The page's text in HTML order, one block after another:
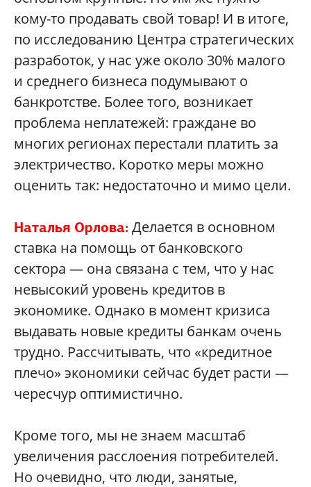
кому-то продавать свой товар! И в итоге,
по исследованию Центра стратегических
разработок, у нас уже около 30% малого
и среднего бизнеса подумывают о
банкротстве. Более того, возникает
проблема неплатежей: граждане во
многих регионах перестали платить за
электричество. Коротко меры можно
оценить так: недостаточно и мимо цели.
Наталья Орлова:Делается в основном
ставка на помощь от банковского
сектора — она связана с тем, что у нас
невысокий уровень кредитов в
экономике. Однако в момент кризиса
выдавать новые кредиты банкам очень
трудно. Рассчитывать, что «кредитное
плечо» экономики сейчас будет расти —
чересчур оптимистично.
Кроме того, мы не знаем масштаб
увеличения расслоения потребителей.
Но очевидно, что люди, занятые,